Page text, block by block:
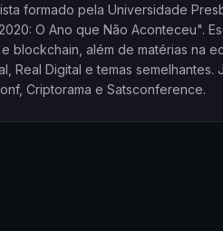
formado pela Universidade
O Ano que Não Aconteceu".
blockchain, além de matérias na
Real Digital e temas
Criptorama e Satsconference.